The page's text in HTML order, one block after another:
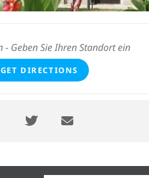
GET DIRECTIONS